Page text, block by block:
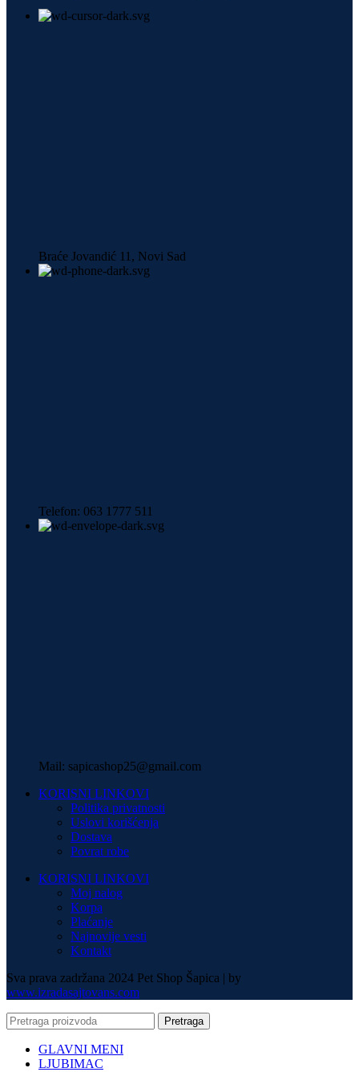
Braće Jovandić 11, Novi Sad
Telefon: 063 1777 511
Mail: sapicashop25@gmail.com
KORISNI LINKOVI
Politika privatnosti
Uslovi korišćenja
Dostava
Povrat robe
KORISNI LINKOVI
Moj nalog
Korpa
Plaćanje
Najnovije vesti
Kontakt
Sva prava zadržana 2024 Pet Shop Šapica | by
www.izradasajtovans.com
Pretraga
GLAVNI MENI
LJUBIMAC